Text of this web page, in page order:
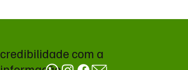
credibilidade com a